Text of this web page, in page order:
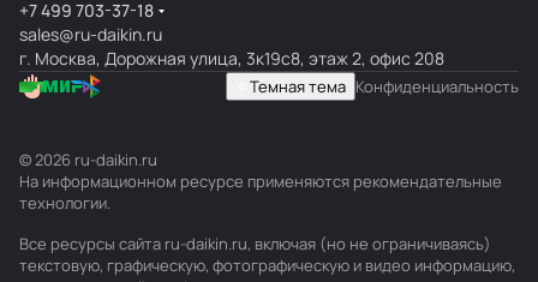
+7 499 703-37-18
sales@ru-daikin.ru
г. Москва, Дорожная улица, 3к19с8, этаж 2, офис 208
Темная тема Конфиденциальность
© 2026 ru-daikin.ru
На информационном ресурсе применяются рекомендательные
технологии.
Все ресурсы сайта ru-daikin.ru, включая (но не ограничиваясь)
текстовую, графическую, фотографическую и видео информацию,